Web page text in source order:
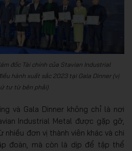
đốc Tài chính của Stavian Industrial
hành xuất sắc 2023 tại Gala Dinner (vị
tư từ bên phải)
và Gala Dinner không chỉ là nơi
Industrial Metal được gặp gỡ,
nhiều đơn vị thành viên khác và chi
đoàn, mà còn là dịp để tập thể